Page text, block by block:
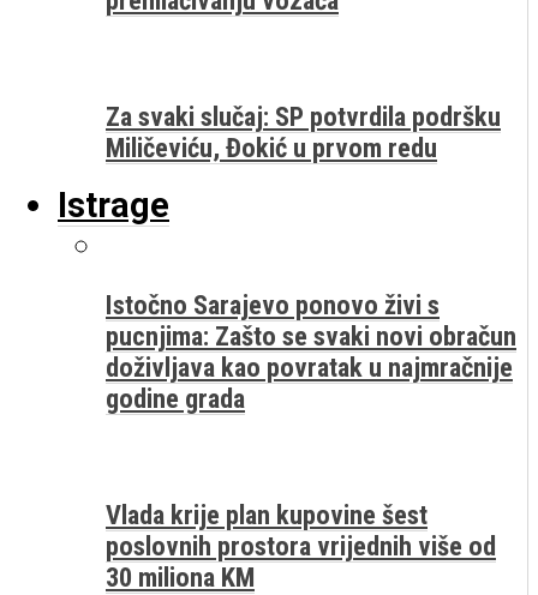
Za svaki slučaj: SP potvrdila podršku
Miličeviću, Đokić u prvom redu
Istrage
Istočno Sarajevo ponovo živi s
pucnjima: Zašto se svaki novi obračun
doživljava kao povratak u najmračnije
godine grada
Vlada krije plan kupovine šest
poslovnih prostora vrijednih više od
30 miliona KM